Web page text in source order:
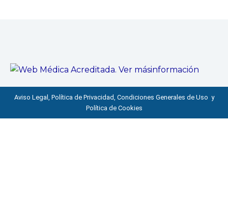
Aviso Legal, Política de Privacidad, Condiciones Generales de Uso y
Política de Cookies